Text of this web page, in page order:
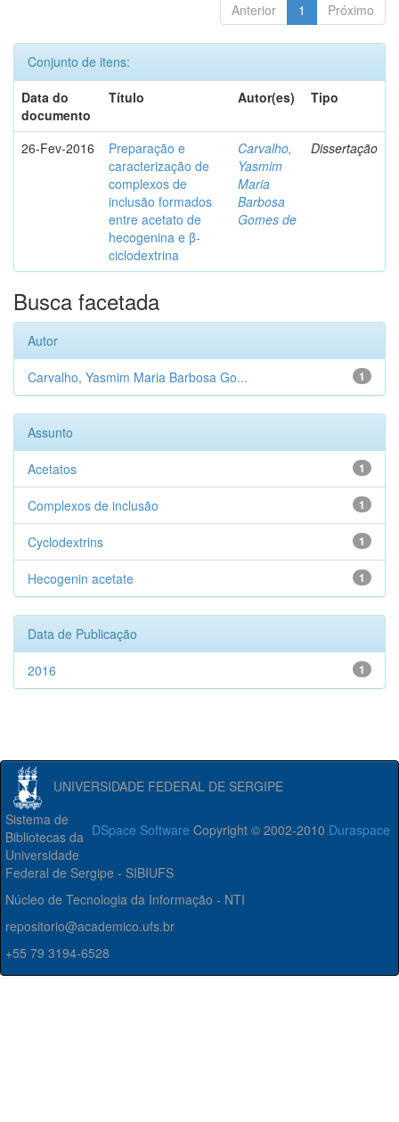
Anterior 1 Próximo
Conjunto de itens:
Data do
documento
Título Autor(es) Tipo
26-Fev-2016
Preparação e
caracterização de
complexos de
inclusão formados
entre acetato de
hecogenina e β-
ciclodextrina
Carvalho,
Yasmim
Maria
Barbosa
Gomes de
Dissertação
Busca facetada
Autor
1
Carvalho, Yasmim Maria Barbosa Go...
Assunto
1
Acetatos
1
Complexos de inclusão
1
Cyclodextrins
1
Hecogenin acetate
Data de Publicação
1
2016
UNIVERSIDADE FEDERAL DE SERGIPE
DSpace Software Copyright © 2002-2010 Duraspace
Sistema de
Bibliotecas da
Universidade
Federal de Sergipe - SIBIUFS
Núcleo de Tecnologia da Informação - NTI
repositorio@academico.ufs.br
+55 79 3194-6528